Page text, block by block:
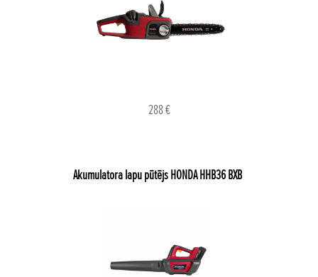
288 €
Akumulatora lapu pūtējs HONDA HHB36 BXB